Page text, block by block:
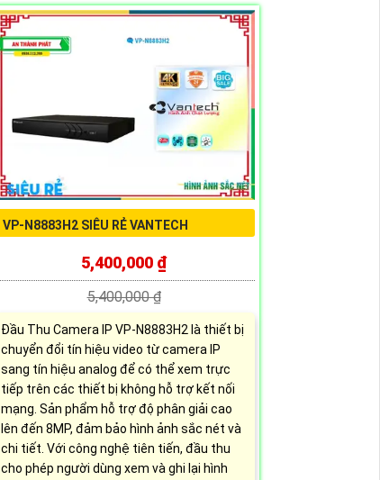
VP-N8883H2 SIÊU RẺ VANTECH
5,400,000 ₫
5,400,000 ₫
Đầu Thu Camera IP VP-N8883H2 là thiết bị
chuyển đổi tín hiệu video từ camera IP
sang tín hiệu analog để có thể xem trực
tiếp trên các thiết bị không hỗ trợ kết nối
mạng. Sản phẩm hỗ trợ độ phân giải cao
lên đến 8MP, đảm bảo hình ảnh sắc nét và
chi tiết. Với công nghệ tiên tiến, đầu thu
cho phép người dùng xem và ghi lại hình